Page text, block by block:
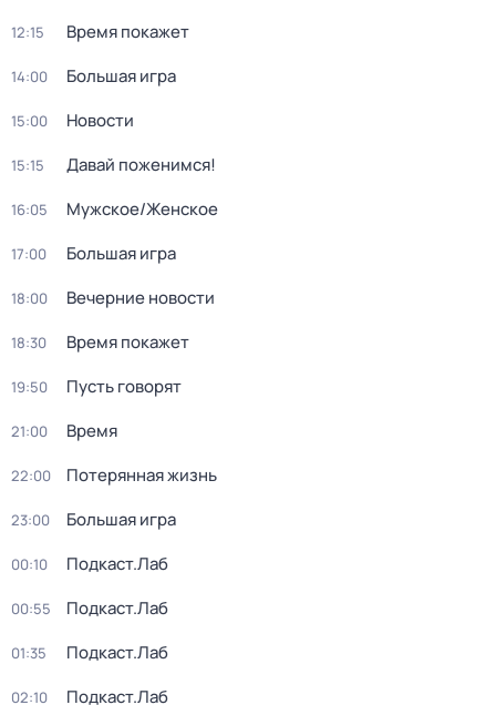
12:15 Время покажет
14:00 Большая игра
15:00 Новости
15:15 Давай поженимся!
16:05 Мужское/Женское
17:00 Большая игра
18:00 Вечерние новости
18:30 Время покажет
19:50 Пусть говорят
21:00 Время
22:00 Потерянная жизнь
23:00 Большая игра
00:10 Подкаст.Лаб
00:55 Подкаст.Лаб
01:35 Подкаст.Лаб
02:10 Подкаст.Лаб